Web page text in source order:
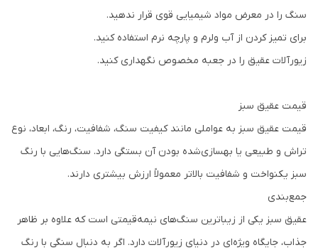
سنگ را در معرض مواد شیمیایی قوی قرار ندهید.
برای تمیز کردن از آب ولرم و پارچه نرم استفاده کنید.
زیورآلات عقیق را در جعبه مخصوص نگهداری کنید.
قیمت عقیق سبز
قیمت عقیق سبز به عواملی مانند کیفیت سنگ، شفافیت، رنگ، ابعاد، نوع
تراش و طبیعی یا بهسازی‌شده بودن آن بستگی دارد. سنگ‌هایی با رنگ
سبز یکنواخت و شفافیت بالاتر معمولاً ارزش بیشتری دارند.
جمع‌بندی
عقیق سبز یکی از زیباترین سنگ‌های نیمه‌قیمتی است که علاوه بر ظاهر
جذاب، جایگاه ویژه‌ای در دنیای زیورآلات دارد. اگر به دنبال سنگی با رنگ